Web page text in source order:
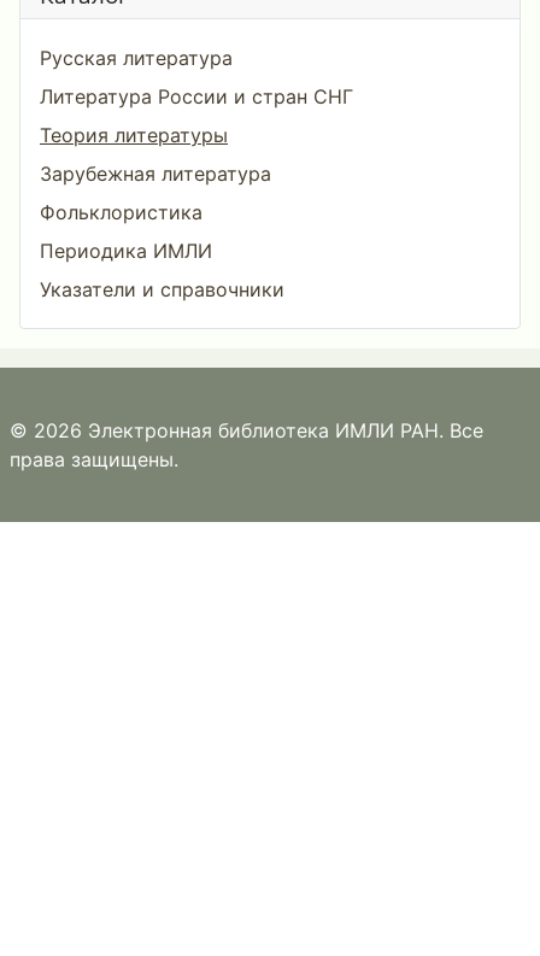
Русская литература
Литература России и стран СНГ
Теория литературы
Зарубежная литература
Фольклористика
Периодика ИМЛИ
Указатели и справочники
© 2026 Электронная библиотека ИМЛИ РАН. Все
права защищены.